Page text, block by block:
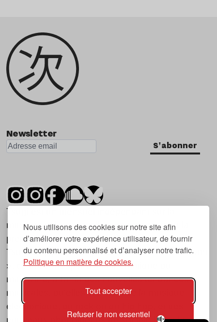
Nous utilisons des cookies sur notre site afin
d’améliorer votre expérience utilisateur, de fournir
du contenu personnalisé et d’analyser notre trafic.
Politique en matière de cookies.
Tout accepter
Refuser le non essentiel
Newsletter
S'abonner
Tsugi est un mensuel indépendant sur la
musique et les nouvelles tendances, dont la
première parution date de 2007.
Tsugi en japonais signifie « prochain », « suivant
», ce qui correspond à la thématique du
magazine, à l’affût des nouvelles tendances
musicales, qu’elles viennent de la musique
électronique, du rock ou du hip hop, et des
nouveaux phénomènes de société liés à la